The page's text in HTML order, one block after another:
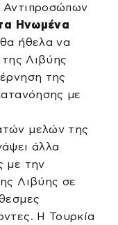
Ηνωμένα
ήθελα να
Λιβύης
της
με
μελών της
άλλα
με την
Λιβύης σε
Η Τουρκία